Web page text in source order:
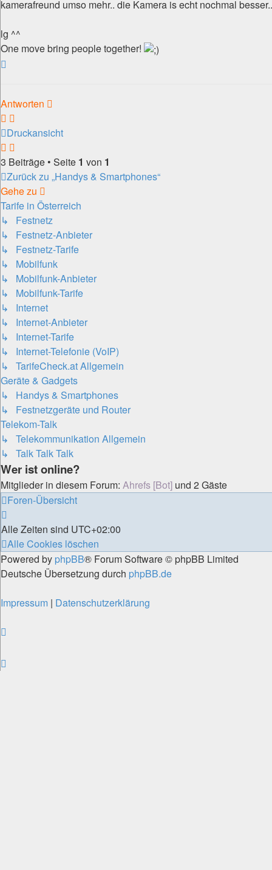
kamerafreund umso mehr.. die Kamera is echt nochmal
lg ^^
One move bring people together!
Antworten
Druckansicht
3 Beiträge • Seite 1 von 1
Zurück zu „Handys & Smartphones“
Gehe zu
Tarife in Österreich
↳ Festnetz
↳ Festnetz-Anbieter
↳ Festnetz-Tarife
↳ Mobilfunk
↳ Mobilfunk-Anbieter
↳ Mobilfunk-Tarife
↳ Internet
↳ Internet-Anbieter
↳ Internet-Tarife
↳ Internet-Telefonie (VoIP)
↳ TarifeCheck.at Allgemein
Geräte & Gadgets
↳ Handys & Smartphones
↳ Festnetzgeräte und Router
Telekom-Talk
↳ Telekommunikation Allgemein
↳ Talk Talk Talk
Wer ist online?
Mitglieder in diesem Forum: Ahrefs [Bot] und 2 Gäste
Foren-Übersicht
Alle Zeiten sind UTC+02:00
Alle Cookies löschen
Powered by phpBB® Forum Software © phpBB Limited
Deutsche Übersetzung durch phpBB.de
Impressum | Datenschutzerklärung